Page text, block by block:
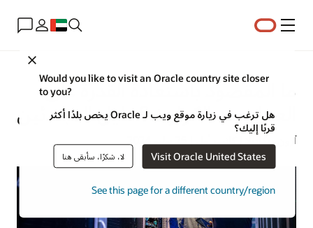
القائمة
Would you like to visit an Oracle country site closer
to you?
هل ترغب في زيارة موقع ويب لـ Oracle يخص بلدًا أكثر
قربًا إليك؟
Visit Oracle United States لا، شكرًا، سأبقى هنا
See this page for a different country/region
ما المقصود باستعادة القدرة على
العمل بعد الكوارث؟ دليل المبتدئين
آرون ريكاديلا | كاتب أول | 25 يوليو 2024